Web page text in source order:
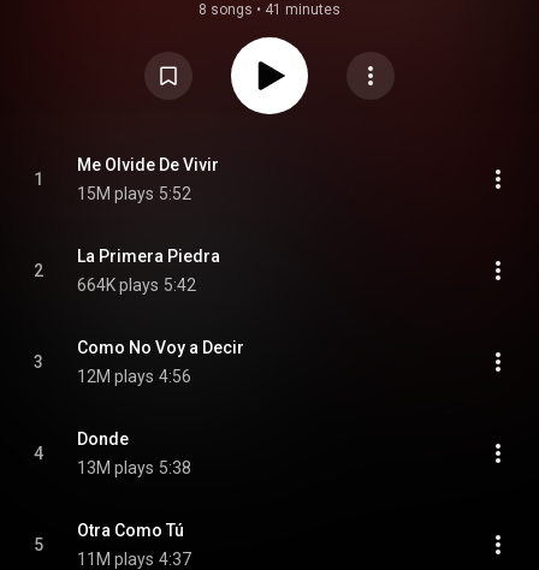
8 songs • 41 minutes
1
Me Olvide De Vivir
15M plays 5:52
2
La Primera Piedra
664K plays 5:42
3
Como No Voy a Decir
12M plays 4:56
4
Donde
13M plays 5:38
5
Otra Como Tú
11M plays 4:37